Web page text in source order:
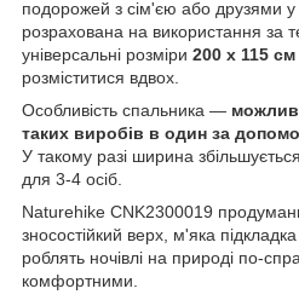
подорожей з сім'єю або друзями
розрахована на використання за
універсальні розміри 200 х 115 см
розміститися вдвох.
Особливість спальника —
таких виробів в один за
У такому разі ширина
для 3-4 осіб.
Naturehike CNK2300019
зносостійкий верх, м'яка
роблять ночівлі на природі по-
комфортними.